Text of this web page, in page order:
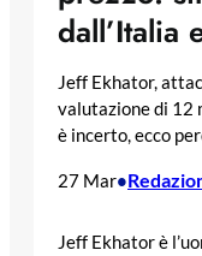
dall’Italia
Jeff Ekhator,
valutazione di 12
è incerto, ecco
27 Mar•
Jeff Ekhator è